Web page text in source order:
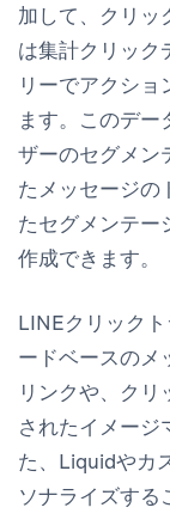
加して、クリッ
は集計クリック
リーでアクシ
ます。このデ
ザーのセグメン
たメッセージの
たセグメンテー
作成できます。
LINEクリック
ードベースのメ
リンクや、ク
されたイメージ
た、Liquidやカ
ソナライズする